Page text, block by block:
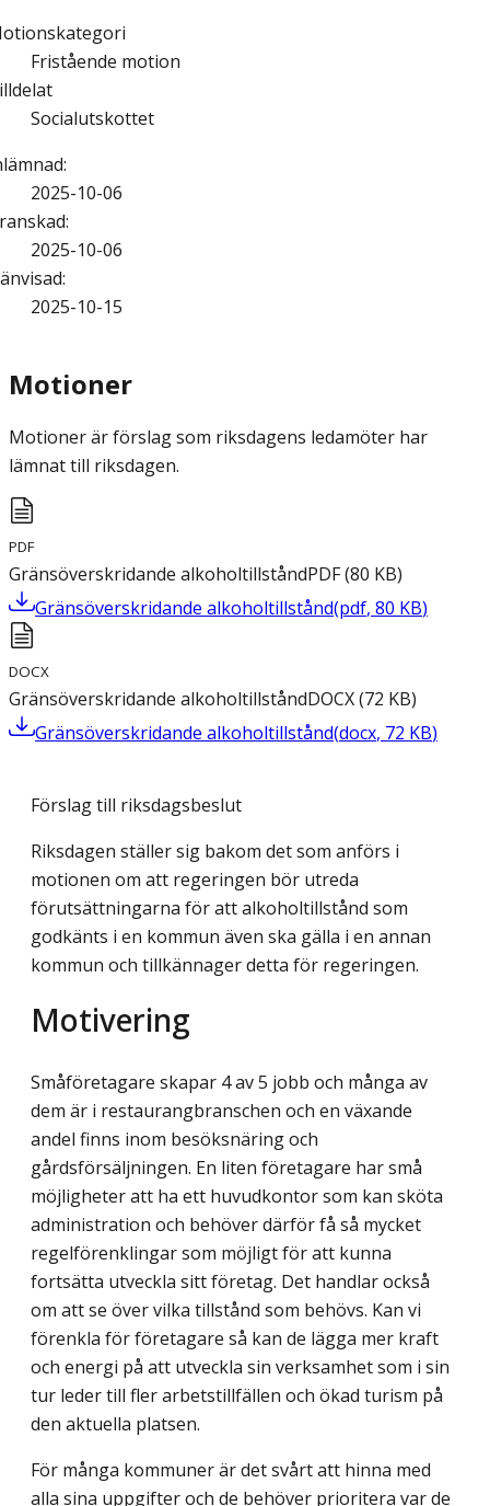
Fristående motion
Socialutskottet
:
2025-10-06
:
2025-10-06
:
2025-10-15
Motioner
Motioner är förslag som riksdagens ledamöter har
lämnat till riksdagen.
PDF
Gränsöverskridande alkoholtillståndPDF(80 KB)
Gränsöverskridande alkoholtillstånd(pdf, 80 KB)
DOCX
Gränsöverskridande alkoholtillståndDOCX(72 KB)
Gränsöverskridande alkoholtillstånd(docx, 72 KB)
Förslag till riksdagsbeslut
Riksdagen ställer sig bakom det som anförs i
motionen om att regeringen bör utreda
förutsättningarna för att alkoholtillstånd som
godkänts i en kommun även ska gälla i en annan
kommun och tillkännager detta för regeringen.
Motivering
Småföretagare skapar 4 av 5 jobb och många av
dem är i restaurangbranschen och en växande
andel finns inom besöksnäring och
gårdsförsäljningen. En liten företagare har små
möjligheter att ha ett huvudkontor som kan sköta
administration och behöver därför få så mycket
regelförenklingar som möjligt för att kunna
fortsätta utveckla sitt företag. Det handlar också
om att se över vilka tillstånd som behövs. Kan vi
förenkla för före­tagare så kan de lägga mer kraft
och energi på att utveckla sin verksamhet som i sin
tur leder till fler arbetstillfällen och ökad turism på
den aktuella platsen.
För många kommuner är det svårt att hinna med
alla sina uppgifter och de behöver prioritera var de